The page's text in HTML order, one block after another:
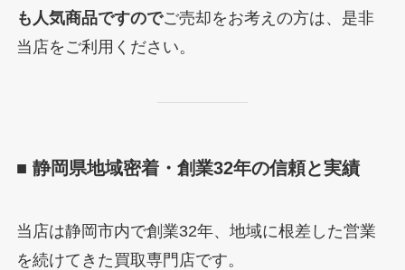
も人気商品ですのでご売却をお考えの方は、是非
当店をご利用ください。
■ 静岡県地域密着・創業32年の信頼と実績
当店は静岡市内で創業32年、地域に根差した営業
を続けてきた買取専門店です。